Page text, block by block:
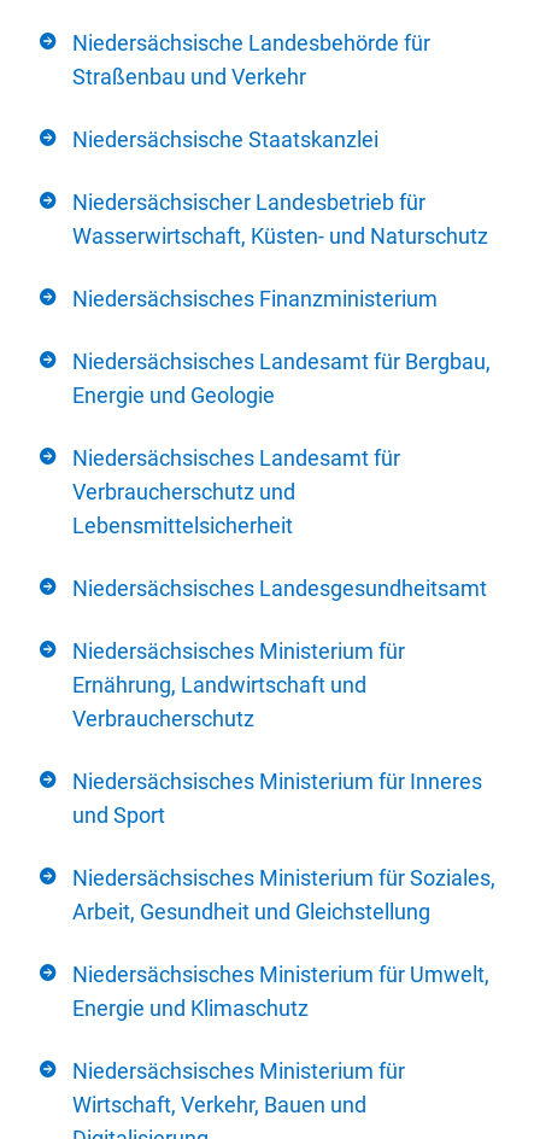
Niedersächsische Landesbehörde für
Straßenbau und Verkehr
Niedersächsische Staatskanzlei
Niedersächsischer Landesbetrieb für
Wasserwirtschaft, Küsten- und Naturschutz
Niedersächsisches Finanzministerium
Niedersächsisches Landesamt für Bergbau,
Energie und Geologie
Niedersächsisches Landesamt für
Verbraucherschutz und
Lebensmittelsicherheit
Niedersächsisches Landesgesundheitsamt
Niedersächsisches Ministerium für
Ernährung, Landwirtschaft und
Verbraucherschutz
Niedersächsisches Ministerium für Inneres
und Sport
Niedersächsisches Ministerium für Soziales,
Arbeit, Gesundheit und Gleichstellung
Niedersächsisches Ministerium für Umwelt,
Energie und Klimaschutz
Niedersächsisches Ministerium für
Wirtschaft, Verkehr, Bauen und